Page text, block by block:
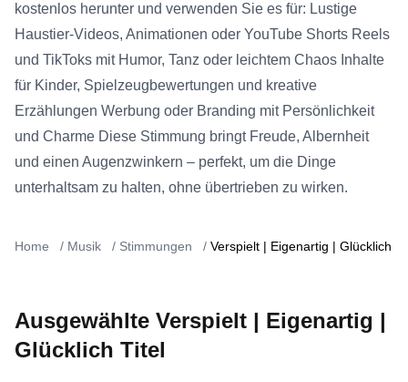
kostenlos herunter und verwenden Sie es für: Lustige
Haustier-Videos, Animationen oder YouTube Shorts Reels
und TikToks mit Humor, Tanz oder leichtem Chaos Inhalte
für Kinder, Spielzeugbewertungen und kreative
Erzählungen Werbung oder Branding mit Persönlichkeit
und Charme Diese Stimmung bringt Freude, Albernheit
und einen Augenzwinkern – perfekt, um die Dinge
unterhaltsam zu halten, ohne übertrieben zu wirken.
Home / Musik / Stimmungen / Verspielt | Eigenartig | Glücklich
Ausgewählte Verspielt | Eigenartig |
Glücklich Titel